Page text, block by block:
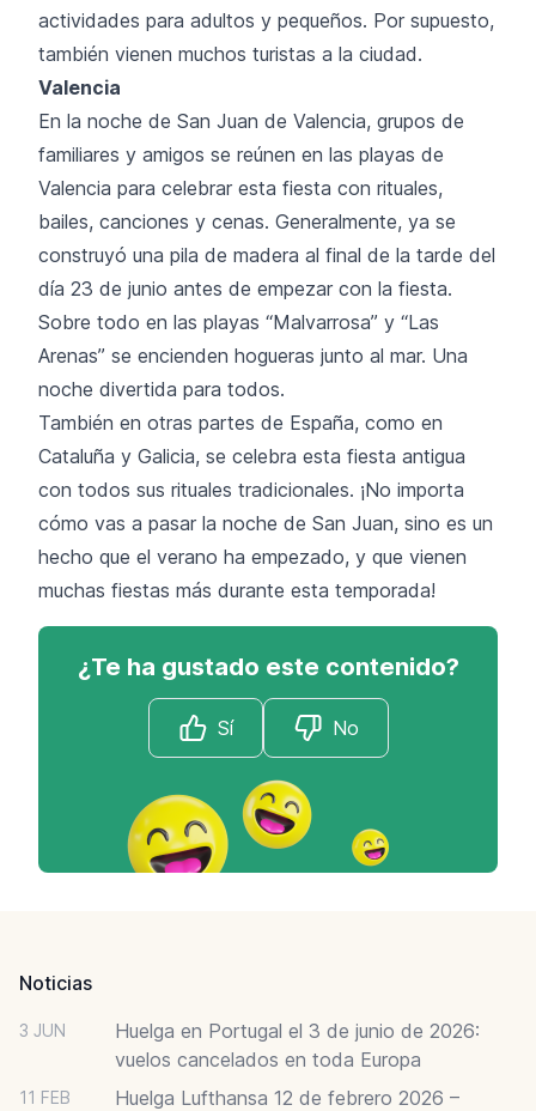
actividades para adultos y pequeños. Por supuesto,
también vienen muchos turistas a la ciudad.
Valencia
En la noche de San Juan de Valencia, grupos de
familiares y amigos se reúnen en las playas de
Valencia para celebrar esta fiesta con rituales,
bailes, canciones y cenas. Generalmente, ya se
construyó una pila de madera al final de la tarde del
día 23 de junio antes de empezar con la fiesta.
Sobre todo en las playas “Malvarrosa” y “Las
Arenas” se encienden hogueras junto al mar. Una
noche divertida para todos.
También en otras partes de España, como en
Cataluña y Galicia, se celebra esta fiesta antigua
con todos sus rituales tradicionales. ¡No importa
cómo vas a pasar la noche de San Juan, sino es un
hecho que el verano ha empezado, y que vienen
muchas fiestas más durante esta temporada!
¿Te ha gustado este contenido?
Sí No
Noticias
3 JUN
Huelga en Portugal el 3 de junio de 2026:
vuelos cancelados en toda Europa
11 FEB
Huelga Lufthansa 12 de febrero 2026 –